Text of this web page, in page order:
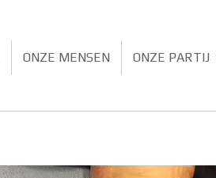
ONZE MENSEN ONZE PARTIJ